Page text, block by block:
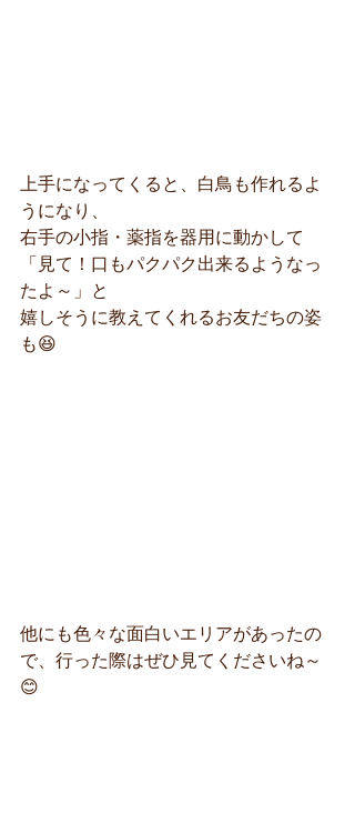
上手になってくると、白鳥も作れるよ
うになり、
右手の小指・薬指を器用に動かして
「見て！口もパクパク出来るようなっ
たよ～」と
嬉しそうに教えてくれるお友だちの姿
も😆
他にも色々な面白いエリアがあったの
で、行った際はぜひ見てくださいね～
😊